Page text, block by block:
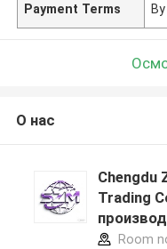
Payment Terms
О нас
Chengdu
Trading
Room